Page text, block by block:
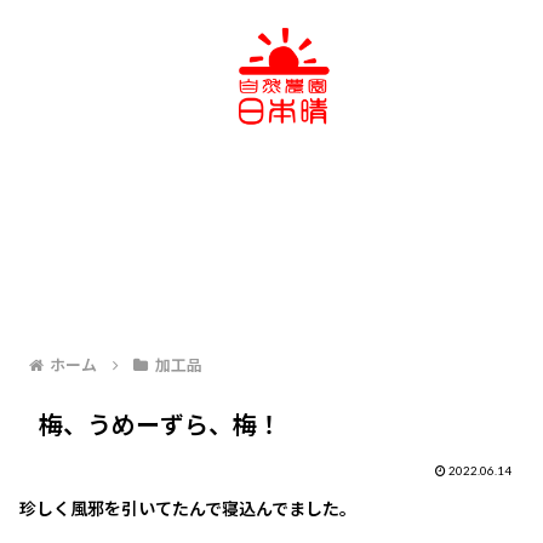
ホーム 加工品
梅、うめーずら、梅！
2022.06.14
珍しく風邪を引いてたんで寝込んでました。